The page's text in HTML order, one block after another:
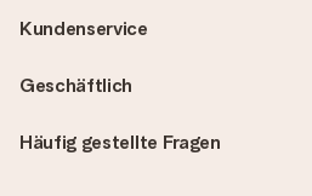
Häufig gestellte Fragen
Kundenservice
Geschäftlich